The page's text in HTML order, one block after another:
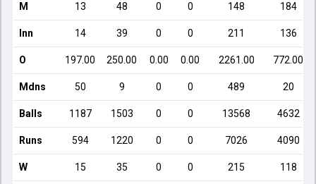
M 13 48 0 0 148 184
Inn 14 39 0 0 211 136
O 197.00 250.00 0.00 0.00 2261.00 772.00
Mdns 50 9 0 0 489 20
Balls 1187 1503 0 0 13568 4632
Runs 594 1220 0 0 7026 4090
W 15 35 0 0 215 118